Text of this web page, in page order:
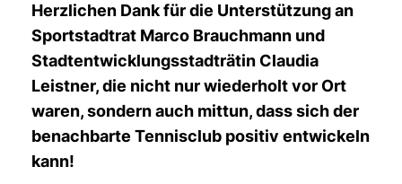
Herzlichen Dank für die Unterstützung an
Sportstadtrat Marco Brauchmann und
Stadtentwicklungsstadträtin Claudia
Leistner, die nicht nur wiederholt vor Ort
waren, sondern auch mittun, dass sich der
benachbarte Tennisclub positiv entwickeln
kann!